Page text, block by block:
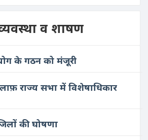
व शाषण
के गठन को मंजूरी
राज्य सभा में विशेषाधिकार
की घोषणा